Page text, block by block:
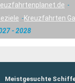
Kreuzfahrten
- 2028
Meistgesuchte